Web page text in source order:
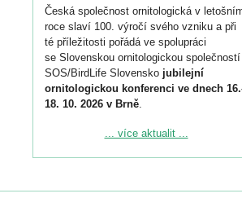
Česká společnost ornitologická v
roce slaví 100. výročí svého vzniku a při
té příležitosti pořádá ve spolupráci
se Slovenskou ornitologickou společností
SOS/BirdLife Slovensko jubilejní
ornitologickou konferenci ve dnech
18. 10. 2026 v Brně.
Podrobnější informace ke konferenci
Registrovat se můžete do 6. září.
... více aktualit ...